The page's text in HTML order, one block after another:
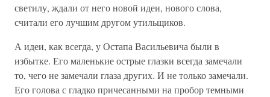
светилу, ждали от него новой идеи, нового слова,
считали его лучшим другом утильщиков.
А идеи, как всегда, у Остапа Васильевича были в
избытке. Его маленькие острые глазки всегда замечали
то, чего не замечали глаза других. И не только замечали.
Его голова с гладко причесанными на пробор темными